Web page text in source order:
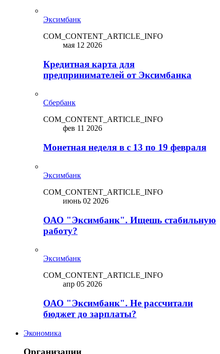
Эксимбанк
COM_CONTENT_ARTICLE_INFO
мая 12 2026
Кредитная карта для
предпринимателей от Эксимбанка
Сбербанк
COM_CONTENT_ARTICLE_INFO
фев 11 2026
Монетная неделя в с 13 по 19 февраля
Эксимбанк
COM_CONTENT_ARTICLE_INFO
июнь 02 2026
ОАО "Эксимбанк". Ищешь стабильную
работу?
Эксимбанк
COM_CONTENT_ARTICLE_INFO
апр 05 2026
ОАО "Эксимбанк". Не рассчитали
бюджет до зарплаты?
Экономика